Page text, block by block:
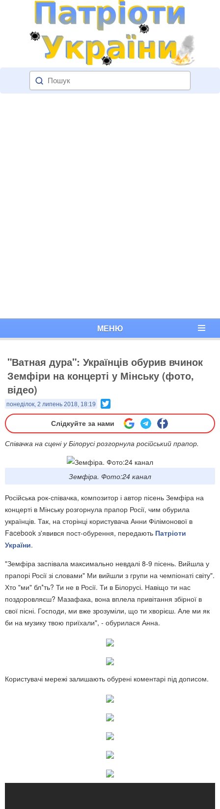
МЕНЮ
"Ватная дура": Українців обурив вчинок
Земфіри на концерті у Мінську (фото,
відео)
понеділок, 2 липень 2018, 18:19
Слідкуйте за нами
Співачка на сцені у Білорусі розгорнула російський прапор.
Земфіра. Фото:24 канал
Російська рок-співачка, композитор і автор пісень Земфіра на
концерті в Мінську розгорнула прапор Росії, чим обурила
українців. Так, на сторінці користувача Анни Філімонової в
Facebook з'явився пост-обурення, передають Патріоти
України.
"Земфіра заспівала максимально невдалі 8-9 пісень. Вийшла у
прапорі Росії зі словами" Ми вийшли з групи на чемпіонаті світу".
Хто "ми" бл*ть? Ти не в Росії. Ти в Білорусі. Навіщо ти нас
поздоровляєш? Мазафака, вона вплела привітання збірної в
свої пісні. Господи, ми вже зрозуміли, що ти хворієш. Але ми як
би на музику твою приїхали", - обурилася Анна.
Користувачі мережі залишають обурені коментарі під дописом.